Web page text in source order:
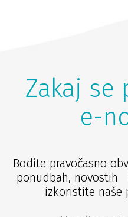
Zakaj se
e-
Bodite pravočasno
ponudbah, novostih
izkoristite naše